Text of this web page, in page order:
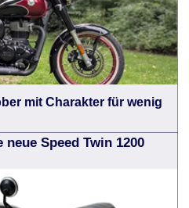
mit Charakter für wenig
Speed Twin 1200